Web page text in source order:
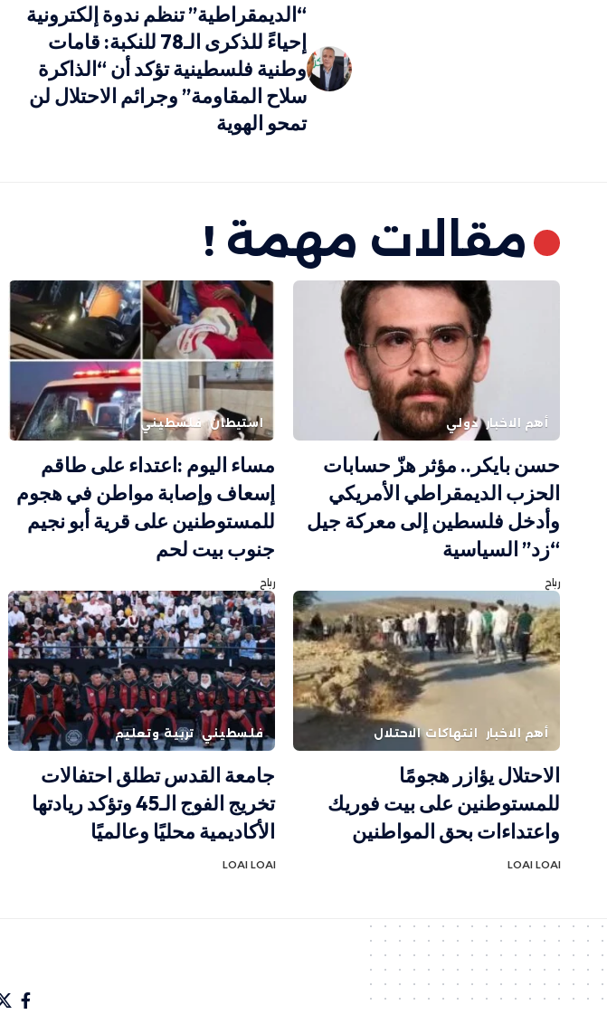
“الديمقراطية” تنظم ندوة إلكترونية
إحياءً للذكرى الـ78 للنكبة: قامات
وطنية فلسطينية تؤكد أن “الذاكرة
سلاح المقاومة” وجرائم الاحتلال لن
تمحو الهوية
مقالات مهمة !
أهم الاخبار دولي
حسن بايكر.. مؤثر هزّ حسابات
الحزب الديمقراطي الأمريكي
وأدخل فلسطين إلى معركة جيل
“زد” السياسية
رباح
استيطان فلسطيني
مساء اليوم :اعتداء على طاقم
إسعاف وإصابة مواطن في هجوم
للمستوطنين على قرية أبو نجيم
جنوب بيت لحم
رباح
أهم الاخبار انتهاكات الاحتلال
الاحتلال يؤازر هجومًا
للمستوطنين على بيت فوريك
واعتداءات بحق المواطنين
LOAI LOAI
فلسطيني تربية وتعليم
جامعة القدس تطلق احتفالات
تخريج الفوج الـ45 وتؤكد ريادتها
الأكاديمية محليًا وعالميًا
LOAI LOAI